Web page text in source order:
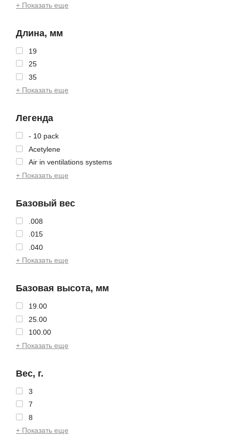
+ Показать еще
Длина, мм
19
25
35
+ Показать еще
Легенда
- 10 pack
Acetylene
Air in ventilations systems
+ Показать еще
Базовый вес
.008
.015
.040
+ Показать еще
Базовая высота, мм
19.00
25.00
100.00
+ Показать еще
Вес, г.
3
7
8
+ Показать еще